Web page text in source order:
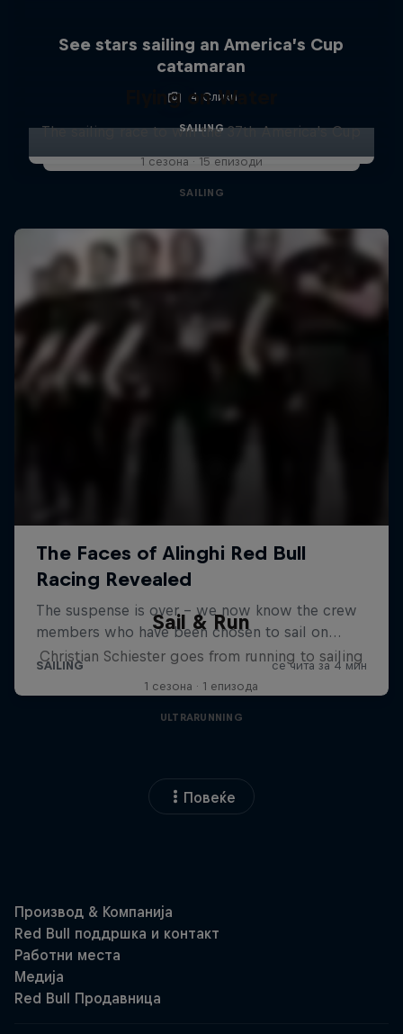
See stars sailing an America’s Cup
catamaran
4 Слики
SAILING
Flying on Water
The sailing race to win the 37th America's Cup
1 сезона · 15 епизоди
SAILING
Sail & Run
Christian Schiester goes from running to sailing
1 сезона · 1 епизода
ULTRARUNNING
Повеќе